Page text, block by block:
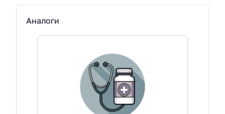
Аналоги